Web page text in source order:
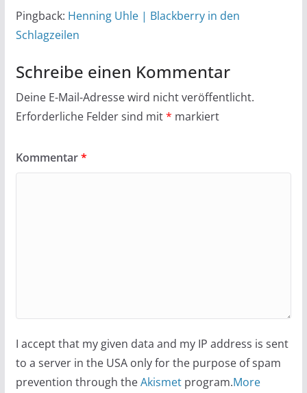
Pingback: Henning Uhle | Blackberry in den
Schlagzeilen
Schreibe einen Kommentar
Deine E-Mail-Adresse wird nicht veröffentlicht.
Erforderliche Felder sind mit* markiert
Kommentar*
I accept that my given data and my IP address is sent
to a server in the USA only for the purpose of spam
prevention through theAkismetprogram.More